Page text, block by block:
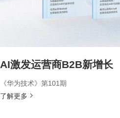
AI激发运营商B2B新增长
《华为技术》第101期
了解更多